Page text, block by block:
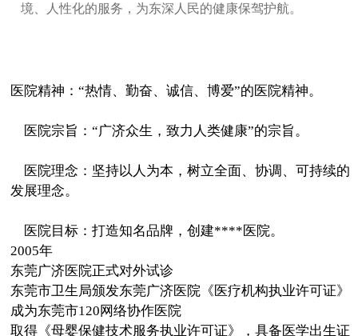
境、人性化的服务，为东深人民的健康保驾护航。
医院精神：“热情、勤奋、诚信、博爱”的医院精神。
医院宗旨：“广济众生，致力人类健康”的宗旨。
医院理念：坚持以人为本，树立全面、协调、可持续的
发展理念。
医院目标：打造知名品牌，创建****医院。
2005年
东莞广济医院正式对外试诊
东莞市卫生局颁发东莞广济医院《医疗机构执业许可证》
成为东莞市120网络协作医院
取得《母婴保健技术服务执业许可证》，具备医学出生证